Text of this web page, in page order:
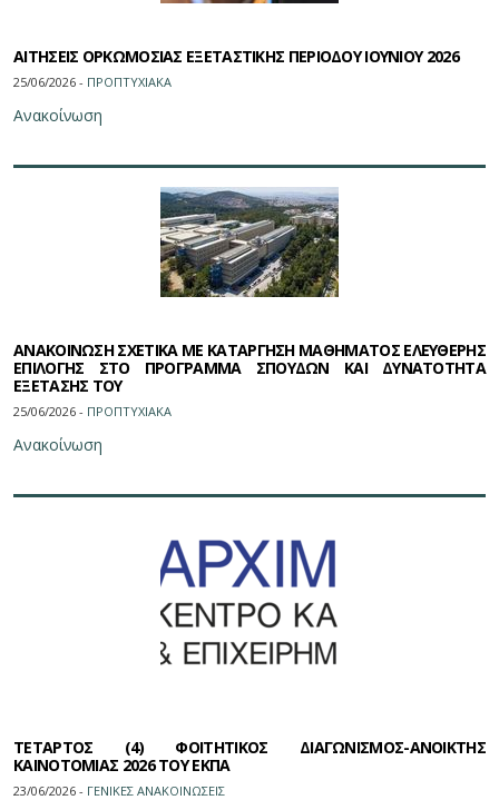
ΑΙΤΗΣΕΙΣ ΟΡΚΩΜΟΣΙΑΣ ΕΞΕΤΑΣΤΙΚΗΣ ΠΕΡΙΟΔΟΥ ΙΟΥΝΙΟΥ 2026
25/06/2026 - ΠΡΟΠΤΥΧΙΑΚΑ
Ανακοίνωση
ΑΝΑΚΟΙΝΩΣΗ ΣΧΕΤΙΚΑ ΜΕ ΚΑΤΑΡΓΗΣΗ ΜΑΘΗΜΑΤΟΣ ΕΛΕΥΘΕΡΗΣ
ΕΠΙΛΟΓΗΣ ΣΤΟ ΠΡΟΓΡΑΜΜΑ ΣΠΟΥΔΩΝ ΚΑΙ ΔΥΝΑΤΟΤΗΤΑ
ΕΞΕΤΑΣΗΣ ΤΟΥ
25/06/2026 - ΠΡΟΠΤΥΧΙΑΚΑ
Ανακοίνωση
ΤΕΤΑΡΤΟΣ (4) ΦΟΙΤΗΤΙΚΟΣ ΔΙΑΓΩΝΙΣΜΟΣ-ΑΝΟΙΚΤΗΣ
ΚΑΙΝΟΤΟΜΙΑΣ 2026 ΤΟΥ ΕΚΠΑ
23/06/2026 - ΓΕΝΙΚΕΣ ΑΝΑΚΟΙΝΩΣΕΙΣ